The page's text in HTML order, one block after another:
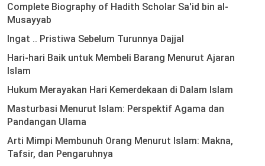
Complete Biography of Hadith Scholar Sa'id bin al-
Musayyab
Ingat .. Pristiwa Sebelum Turunnya Dajjal
Hari-hari Baik untuk Membeli Barang Menurut Ajaran
Islam
Hukum Merayakan Hari Kemerdekaan di Dalam Islam
Masturbasi Menurut Islam: Perspektif Agama dan
Pandangan Ulama
Arti Mimpi Membunuh Orang Menurut Islam: Makna,
Tafsir, dan Pengaruhnya